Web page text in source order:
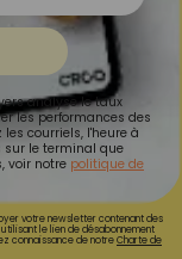
analyse le taux
les performances des
courriels, l'heure à
sur le terminal que
voir notre politique de
votre newsletter contenant des
le lien de désabonnement
connaissance de notreCharte de